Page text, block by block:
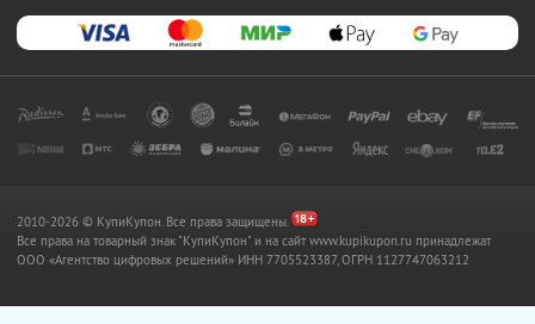
2010-2026 © КупиКупон. Все права защищены.
Все права на товарный знак "КупиКупон" и на сайт www.kupikupon.ru принадлежат
OOO «Агентство цифровых решений» ИНН 7705523387, ОГРН 1127747063212